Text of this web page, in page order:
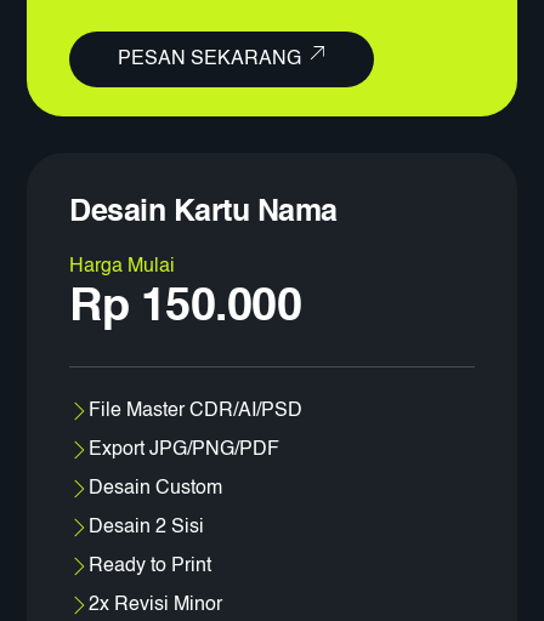
PESAN SEKARANG
Desain Kartu Nama
Harga Mulai
Rp 150.000
File Master CDR/AI/PSD
Export JPG/PNG/PDF
Desain Custom
Desain 2 Sisi
Ready to Print
2x Revisi Minor